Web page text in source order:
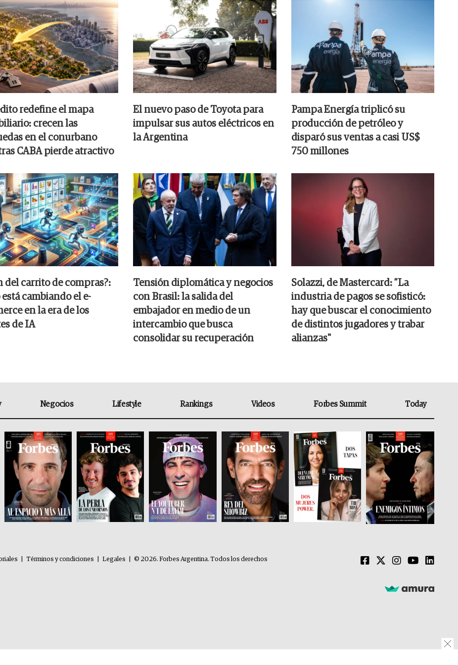
redefine el mapa
crecen las
en el conurbano
CABA pierde atractivo
El nuevo paso de Toyota para
impulsar sus autos eléctricos en
la Argentina
Pampa Energía triplicó su
producción de petróleo y
disparó sus ventas a casi US$
750 millones
del carrito de compras?:
cambiando el e-
en la era de los
de IA
Tensión diplomática y negocios
con Brasil: la salida del
embajador en medio de un
intercambio que busca
consolidar su recuperación
Solazzi, de Mastercard: ”La
industria de pagos se sofisticó:
hay que buscar el conocimiento
de distintos jugadores y trabar
alianzas"
Negocios Lifestyle Rankings Videos Forbes Summit Today
Términos y condiciones Legales
© 2026. Forbes Argentina. Todos los derechos